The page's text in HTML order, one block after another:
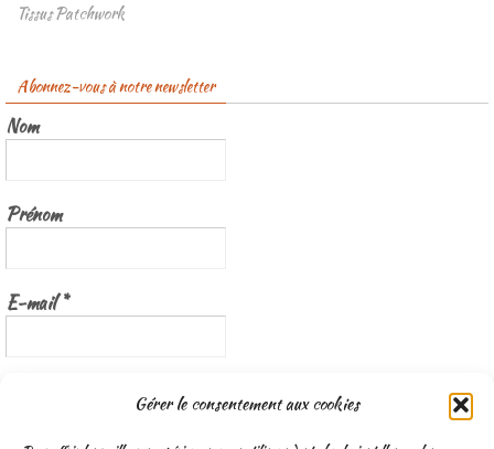
Gérer le consentement aux cookies
Tissus Patchwork
Abonnez-vous à notre newsletter
Nom
Prénom
E-mail*
Nous gardons vos données privées et ne les partageons qu’avec les
tierces parties qui rendent ce service possible.Lisez notre politique de
confidentialité